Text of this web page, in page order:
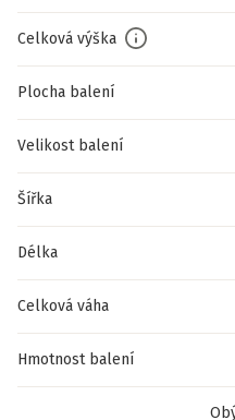
Celková výška
Plocha balení
Velikost balení
Šířka
Délka
Celková váha
Hmotnost balení